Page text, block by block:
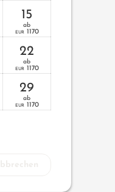
15
ab
EUR 1170
22
ab
EUR 1170
29
ab
EUR 1170